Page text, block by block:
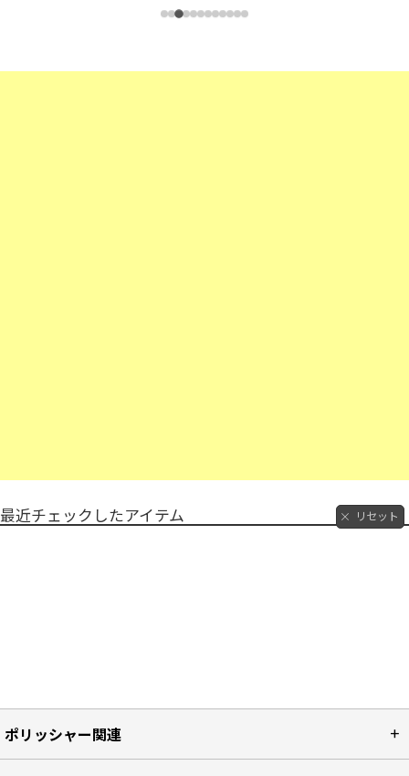
最近チェックしたアイテム リセット
ポリッシャー関連